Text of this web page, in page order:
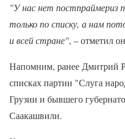
"У нас нет постпраймериз
только по списку, а нам
и всей стране", – отметил
Напомним, ранее Дмитрий
списках партии "Слуга
Грузии и бывшего
Саакашвили.